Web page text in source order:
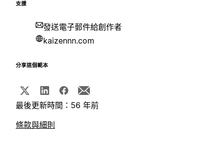
支援
發送電子郵件給創作者
kaizennn.com
分享這個範本
最後更新時間：56 年前
條款與細則